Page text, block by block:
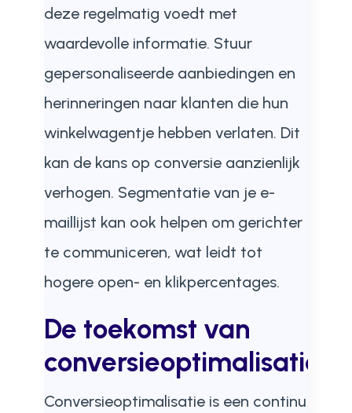
deze regelmatig voedt met
waardevolle informatie. Stuur
gepersonaliseerde aanbiedingen en
herinneringen naar klanten die hun
winkelwagentje hebben verlaten. Dit
kan de kans op conversie aanzienlijk
verhogen. Segmentatie van je e-
maillijst kan ook helpen om gerichter
te communiceren, wat leidt tot
hogere open- en klikpercentages.
De toekomst van
conversieoptimalisatie
Conversieoptimalisatie is een continu